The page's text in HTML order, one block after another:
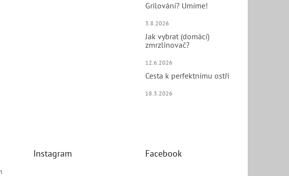
Grilování? Umíme!
3.8.2026
Jak vybrat (domácí)
zmrzlinovač?
12.6.2026
Cesta k perfektnímu ostří
18.3.2026
Instagram Facebook